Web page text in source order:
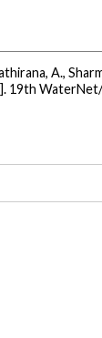
A.,
19th